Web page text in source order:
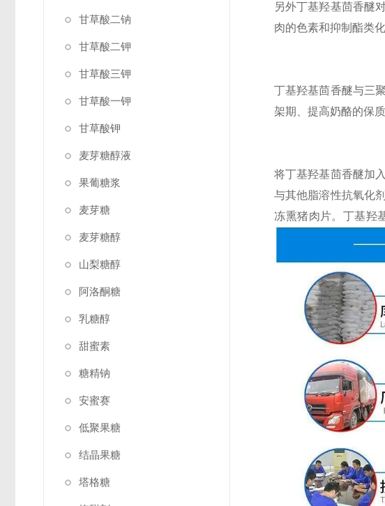
甘草酸二钠
甘草酸二钾
甘草酸三钾
甘草酸一钾
甘草酸钾
麦芽糖醇液
果葡糖浆
麦芽糖
麦芽糖醇
山梨糖醇
阿洛酮糖
乳糖醇
甜蜜素
糖精钠
安蜜赛
低聚果糖
结晶果糖
塔格糖
另外丁基羟基茴香醚
肉的色素和抑制酯类
丁基羟基茴香醚与三
架期、提高奶酪的保
将丁基羟基茴香醚加
与其他脂溶性抗氧化
冻熏猪肉片。丁基羟